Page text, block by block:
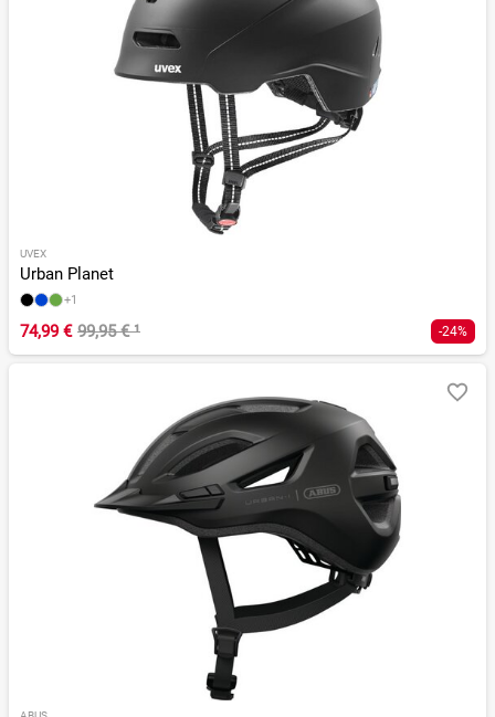
UVEX
Urban Planet
+1
74,99 € 99,95 €¹ -24%